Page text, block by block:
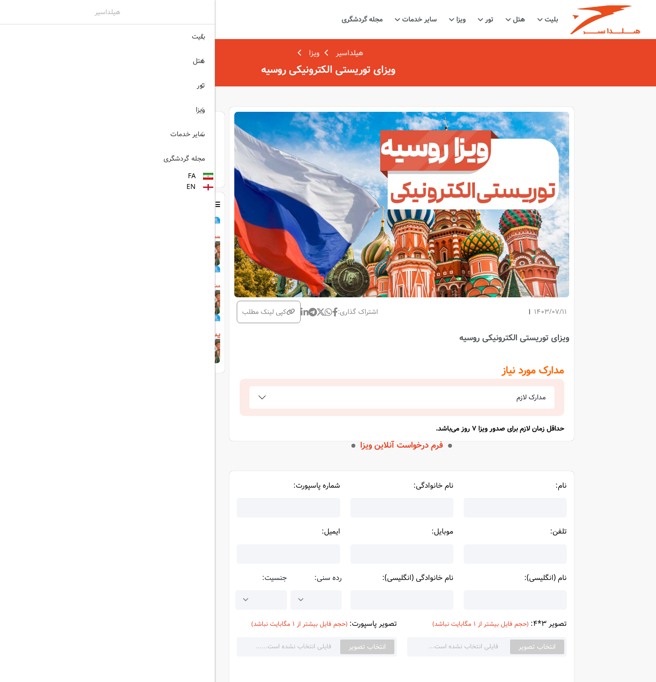
بلیت هتل تور ویزا سایر خدمات مجله گردشگری
هیلداسیر ویزا
ویزای توریستی الکترونیکی روسیه
1403/07/11 اشتراک گذاری: کپی لینک مطلب
ویزای توریستی الکترونیکی روسیه
مدارک مورد نیاز
مدارک لازم
حداقل زمان لازم برای صدور ویزا ۷ روز می‌باشد.
فرم درخواست آنلاین ویزا
نام: نام خانوادگی: شماره پاسپورت:
تلفن: موبایل: ایمیل:
نام (انگلیسی): نام خانوادگی (انگلیسی): رده سنی: جنسیت:
تصویر 3*4: (حجم فایل بیشتر از 1 مگابایت نباشد)
انتخاب تصویر فایلی انتخاب نشده است...
تصویر پاسپورت:(حجم فایل بیشتر از 1 مگابایت نباشد)
انتخاب تصویر فایلی انتخاب نشده است......
هیلداسیر
بلیت
هتل
تور
ویزا
سایر خدمات
مجله گردشگری
FA
EN